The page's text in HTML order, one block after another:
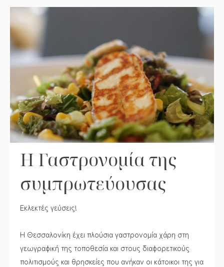
Η αγορά της Θεσσαλονίκης
Η βόλτα στα μαγαζιά είναι σίγουρα κάτι που θα απολύσετε στη
Θεσσαλονίκη! Εδώ θα βρείτε αμέτρητες επιλογές από γνωστά
πολυκαταστήματα μέχρι μικρά μαγαζιά όπου μπορείτε να
αγοράσετε οτιδήποτε φανταστείτε. Πέρα από τα είδη μόδας
(ρούχα, παπούτσια, αξεσουάρ), υπάρχουν και αρκετά
παλαιοπωλεία και βιβλιοπωλεία όπου μπορείτε να κάνετε τις
αγορές σας. Επίσης, στις σκεπαστές αγορές της πόλης
μπορείτε να βρείτε μπαχαρικά όλων των ειδών και φρέσκα
προϊόντα. Και φυσικά, πρέπει να επισκεφτείτε κάποιο από τα
δεκάδες ζαχαροπλαστεία της Θεσσαλονίκης για να
προμηθευτείτε παραδοσιακά γλύκα που θα σας γεμίσουν με
γεύσεις και αρώματα!
Η Γαστρονομία της
συμπρωτεύουσας
Εκλεκτές γεύσεις!
Η Θεσσαλονίκη έχει πλούσια γαστρονομία χάρη στη
γεωγραφική της τοποθεσία και στους διαφορετικούς
πολιτισμούς και θρησκείες που ανήκαν οι κάτοικοι της για